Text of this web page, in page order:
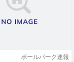
ボールパーク速報